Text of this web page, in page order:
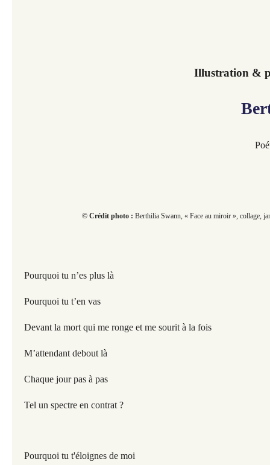
Illustration &
© Crédit photo : Berthilia Swann, « Face au miroir », collage,
Pourquoi tu n’es plus là
Pourquoi tu t’en vas
Devant la mort qui me ronge et me sourit à la fois
M’attendant debout là
Chaque jour pas à pas
Tel un spectre en contrat ?
Pourquoi tu t'éloignes de moi